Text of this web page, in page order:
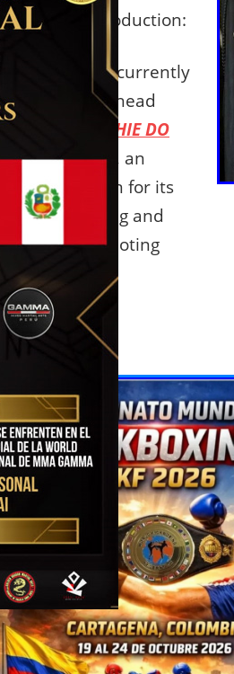
is a brief introduction:
is currently
and head
of the
TAO CHIE DO
inBerlaimont , an
known for its
quality training and
to promoting
arts.